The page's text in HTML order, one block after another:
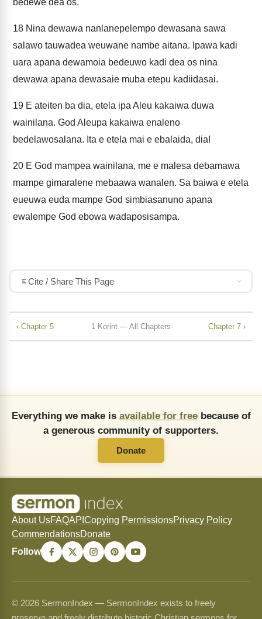
bedewe dea os.
18 Nina dewawa nanlanepelempo dewasana sawa
salawo tauwadea weuwane nambe aitana. Ipawa kadi
uara apana dewamoia bedeuwo kadi dea os nina
dewawa apana dewasaie muba etepu kadiidasai.
19 E ateiten ba dia, etela ipa Aleu kakaiwa duwa
wainilana. God Aleupa kakaiwa enaleno
bedelawosalana. Ita e etela mai e ebalaida, dia!
20 E God mampea wainilana, me e malesa debamawa
mampe gimaralene mebaawa wanalen. Sa baiwa e etela
eueuwa euda mampe God simbiasanuno apana
ewalempe God ebowa wadaposisampa.
Cite / Share This Page
‹ Chapter 5 1 Korint — All Chapters Chapter 7 ›
Everything we make is available for freebecause of
a generous community of supporters.
Donate
About UsFAQAPI Copying PermissionsPrivacy Policy
CommendationsDonate
Follow
© 2026 SermonIndex — SermonIndex exists to freely